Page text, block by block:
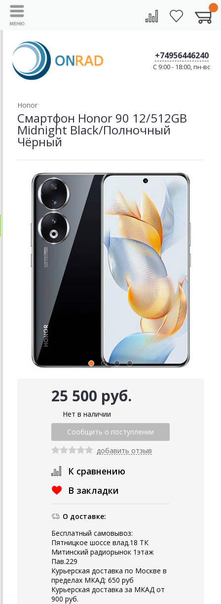
+74956446240
C 9:00 - 18:00, пн-вс
Honor
Смартфон Honor 90 12/512GB
Midnight Black/Полночный
Чёрный
25 500 руб.
Нет в наличии
добавить отзыв
К сравнению
В закладки
О доставке:
Бесплатный самовывоз:
Пятницкое шоссе влад.18 ТК
Митинский радиорынок 1этаж
Пав.229
Курьерская доставка по Москве в
пределах МКАД: 650 руб
Курьерская доставка за МКАД от
900 руб.